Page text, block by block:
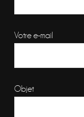
Votre e-mail
Objet